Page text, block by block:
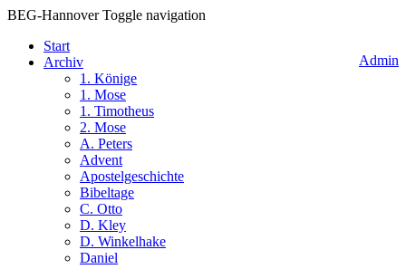
BEG-Hannover Toggle navigation
Admin
Start
Archiv
1. Könige
1. Mose
1. Timotheus
2. Mose
A. Peters
Advent
Apostelgeschichte
Bibeltage
C. Otto
D. Kley
D. Winkelhake
Daniel